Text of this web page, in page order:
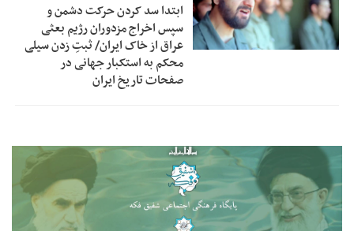
ابتدا سد کردن حرکت دشمن و
سپس اخراج مزدوران رژیم بعثی
عراق از خاک ایران/ ثبتِ زدن سیلی
محکم به استکبار جهانی در
صفحات تاریخ ایران